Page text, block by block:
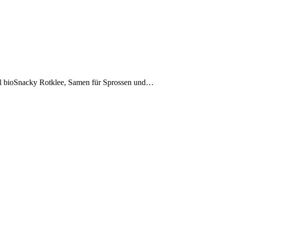
Rotklee, Samen für Sprossen und…